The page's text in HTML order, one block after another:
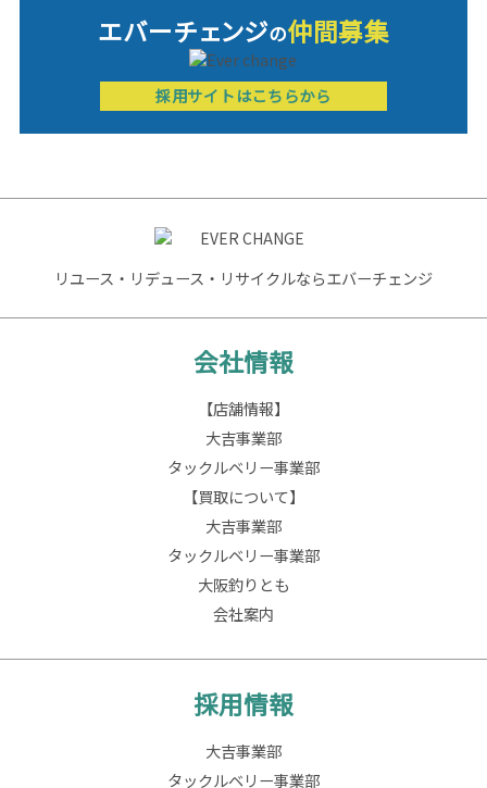
エバーチェンジの仲間募集
採用サイトはこちらから
リユース・リデュース・リサイクルならエバーチェンジ
会社情報
【店舗情報】
大吉事業部
タックルベリー事業部
【買取について】
大吉事業部
タックルベリー事業部
大阪釣りとも
会社案内
採用情報
大吉事業部
タックルベリー事業部